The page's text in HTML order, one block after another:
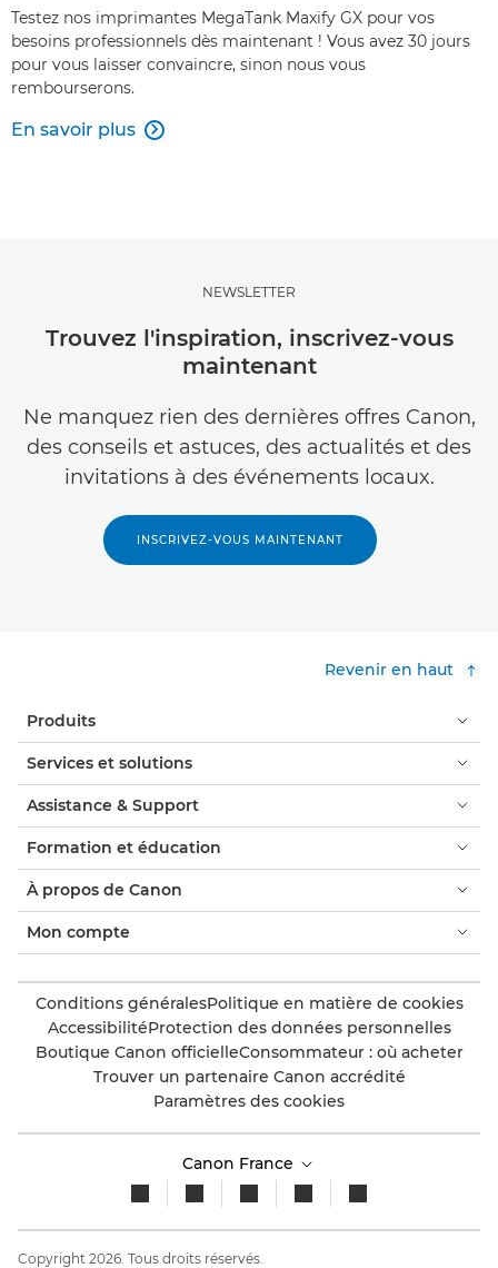
Testez nos imprimantes MegaTank Maxify GX pour vos
besoins professionnels dès maintenant ! Vous avez 30 jours
pour vous laisser convaincre, sinon nous vous
rembourserons.
En savoir plus 
NEWSLETTER
Trouvez l'inspiration, inscrivez-vous
maintenant
Ne manquez rien des dernières offres Canon,
des conseils et astuces, des actualités et des
invitations à des événements locaux.
INSCRIVEZ-VOUS MAINTENANT
Revenir en haut
Produits
Services et solutions
Assistance & Support
Formation et éducation
À propos de Canon
Mon compte
Conditions généralesPolitique en matière de cookies
AccessibilitéProtection des données personnelles
Boutique Canon officielleConsommateur : où acheter
Trouver un partenaire Canon accrédité
Paramètres des cookies
Canon France
Copyright 2026. Tous droits réservés.